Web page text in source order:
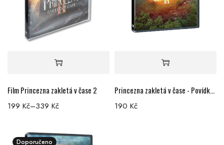
Film Princezna zakletá v čase 2
199 Kč–339 Kč
Princezna zakletá v čase - Povídky DVD
190 Kč
Doporučeno